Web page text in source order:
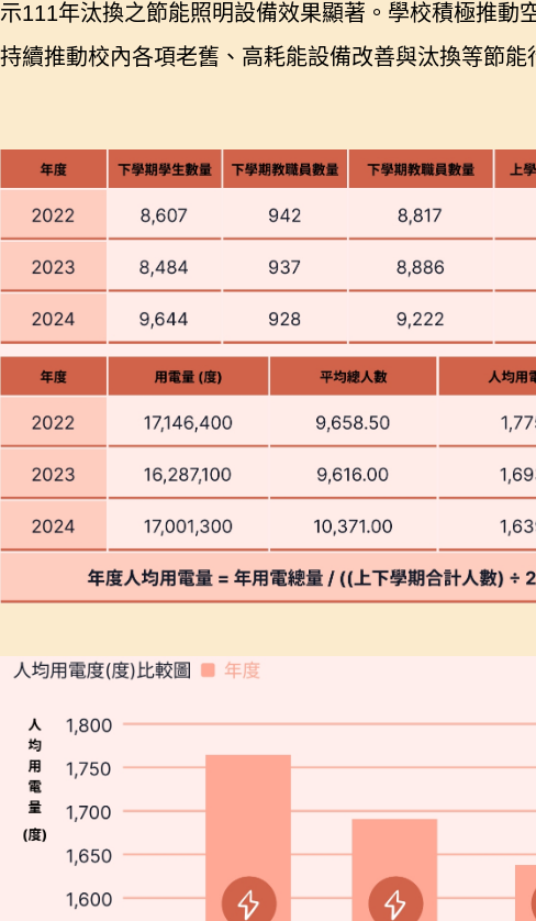
示111年汰換之節能照明設備效果顯著。學校積極推
持續推動校內各項老舊、高耗能設備改善與汰換等節